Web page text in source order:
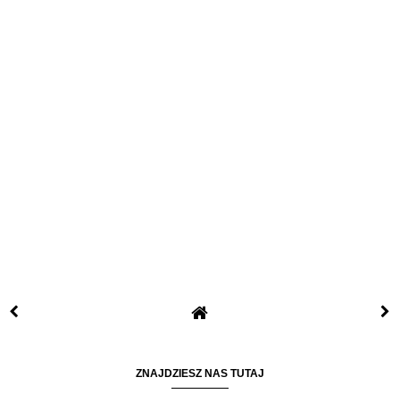
ZNAJDZIESZ NAS TUTAJ